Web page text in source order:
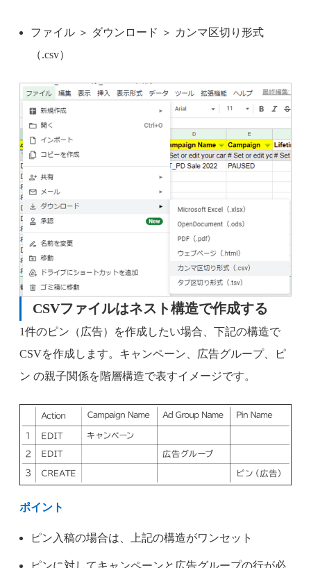
ファイル ＞ ダウンロード ＞ カンマ区切り形式
（.csv）
CSVファイルはネスト構造で作成する
1件のピン（広告）を作成したい場合、下記の構造で
CSVを作成します。キャンペーン、広告グループ、ピ
ン の親子関係を階層構造で表すイメージです。
ポイント
ピン入稿の場合は、上記の構造がワンセット
ピンに対してキャンペーンと広告グループの行が必